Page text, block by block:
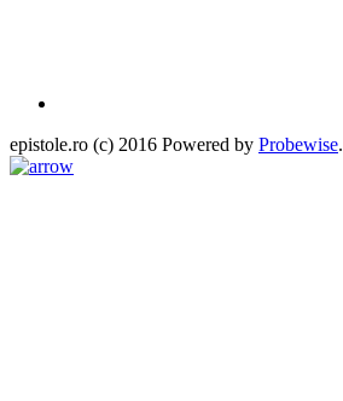
epistole.ro (c) 2016 Powered by Probewise.